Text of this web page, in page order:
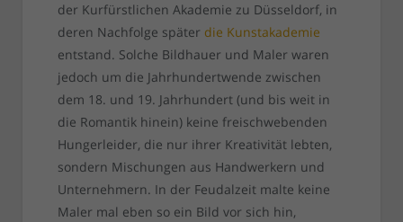
der Kurfürstlichen Akademie zu Düsseldorf, in
deren Nachfolge später die Kunstakademie
entstand. Solche Bildhauer und Maler waren
jedoch um die Jahrhundertwende zwischen
dem 18. und 19. Jahrhundert (und bis weit in
die Romantik hinein) keine freischwebenden
Hungerleider, die nur ihrer Kreativität lebten,
sondern Mischungen aus Handwerkern und
Unternehmern. In der Feudalzeit malte keine
Maler mal eben so ein Bild vor sich hin,